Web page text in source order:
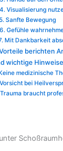
4. Visualisierung
5. Sanfte Bewegung
6. Gefühle
Mit Dankbarkeit
berichten
wichtige Hinweise
medizinische
Vorsicht bei
Trauma braucht